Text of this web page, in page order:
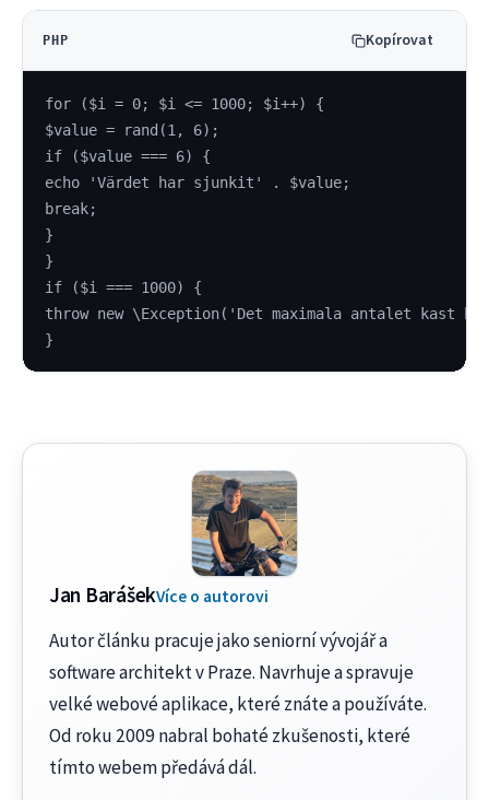
PHP Kopírovat
for ($i = 0; $i <= 1000; $i++) {
$value = rand(1, 6);
if ($value === 6) {
echo 'Värdet har sjunkit' . $value;
break;
}
}
if ($i === 1000) {
throw new \Exception('Det maximala antalet kast
}
Jan BarášekVíce o autorovi
Autor článku pracuje jako seniorní vývojář a
software architekt v Praze. Navrhuje a spravuje
velké webové aplikace, které znáte a používáte.
Od roku 2009 nabral bohaté zkušenosti, které
tímto webem předává dál.